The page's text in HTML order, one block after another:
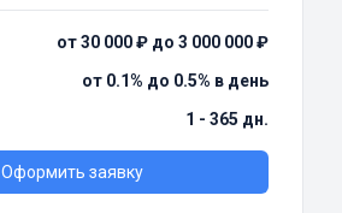
от 30 000 ₽ до 3 000 000 ₽
от 0.1% до 0.5% в день
1 - 365 дн.
Оформить заявку